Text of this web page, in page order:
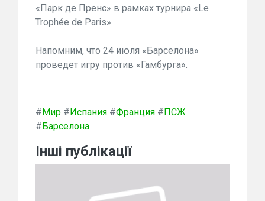
«Парк де Пренс» в рамках турнира «Le
Trophée de Paris».
Напомним, что 24 июля «Барселона»
проведет игру против «Гамбурга».
#Мир #Испания #Франция #ПСЖ
#Барселона
Інші публікації